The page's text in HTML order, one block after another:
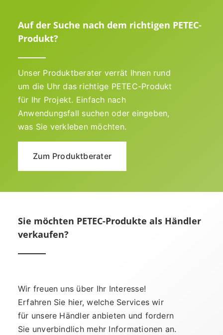
Auf der Suche nach dem richtigen PETEC-
Produkt?
Unser Produktberater verrät Ihnen rund
um die Uhr das richtige PETEC-Produkt
für Ihr Projekt. Einfach nach
Anwendungsfall suchen oder eingeben,
was Sie verkleben möchten.
Zum Produktberater
Sie möchten PETEC-Produkte als Händler
verkaufen?
Wir freuen uns über Ihr Interesse!
Erfahren Sie hier, welche Services wir
für unsere Händler anbieten und fordern
Sie unverbindlich mehr Informationen an.